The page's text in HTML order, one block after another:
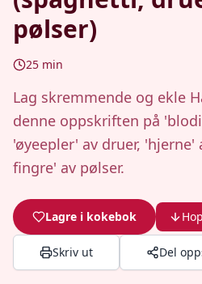
pølser)
25 min
Lag skremmende og ekle
denne oppskriften på
'øyeepler' av druer,
fingre' av pølser.
Lagre i kokebok
Skriv ut Del